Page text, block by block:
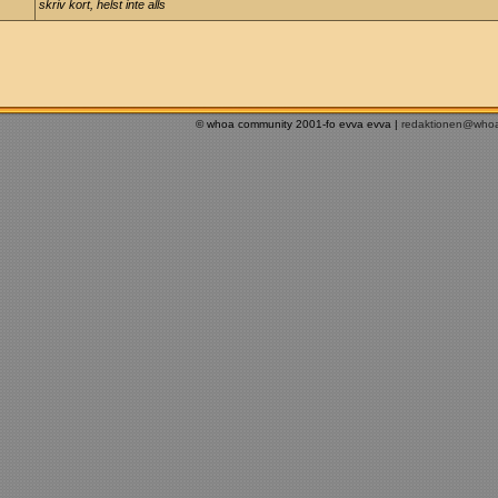
skriv kort, helst inte alls
© whoa community 2001-fo evva evva |